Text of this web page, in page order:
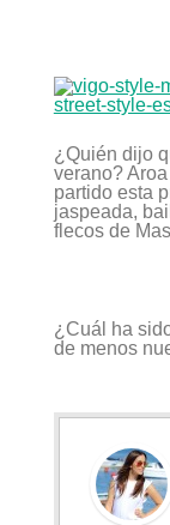
¿Quién dijo
verano?
partido esta
jaspeada,
flecos de
¿Cuál ha
de menos